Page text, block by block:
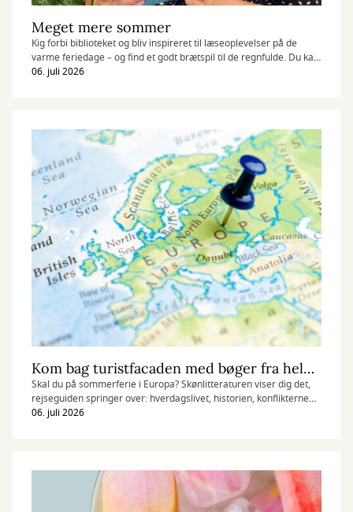
Meget mere sommer
Kig forbi biblioteket og bliv inspireret til læseoplevelser på de
varme feriedage – og find et godt brætspil til de regnfulde. Du kan
låne læse- og lytteoplevelser til hele familien, uanset om I er til
06. juli 2026
Kom bag turistfacaden med bøger fra hele Europa
Skal du på sommerferie i Europa? Skønlitteraturen viser dig det,
rejseguiden springer over: hverdagslivet, historien, konflikterne
og menneskene bag de smukke gader, strande og seværdigheder.
06. juli 2026